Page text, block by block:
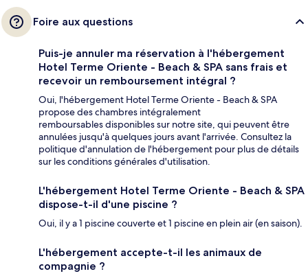
Foire aux questions
Puis-je annuler ma réservation à l'hébergement
Hotel Terme Oriente - Beach & SPA sans frais et
recevoir un remboursement intégral ?
Oui, l'hébergement Hotel Terme Oriente - Beach & SPA
propose des chambres intégralement
remboursables disponibles sur notre site, qui peuvent être
annulées jusqu'à quelques jours avant l'arrivée. Consultez la
politique d'annulation de l'hébergement pour plus de détails
sur les conditions générales d'utilisation.
L'hébergement Hotel Terme Oriente - Beach & SPA
dispose-t-il d'une piscine ?
Oui, il y a 1 piscine couverte et 1 piscine en plein air (en saison).
L'hébergement accepte-t-il les animaux de
compagnie ?